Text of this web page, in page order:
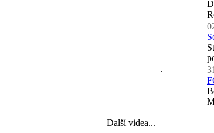
Další videa...